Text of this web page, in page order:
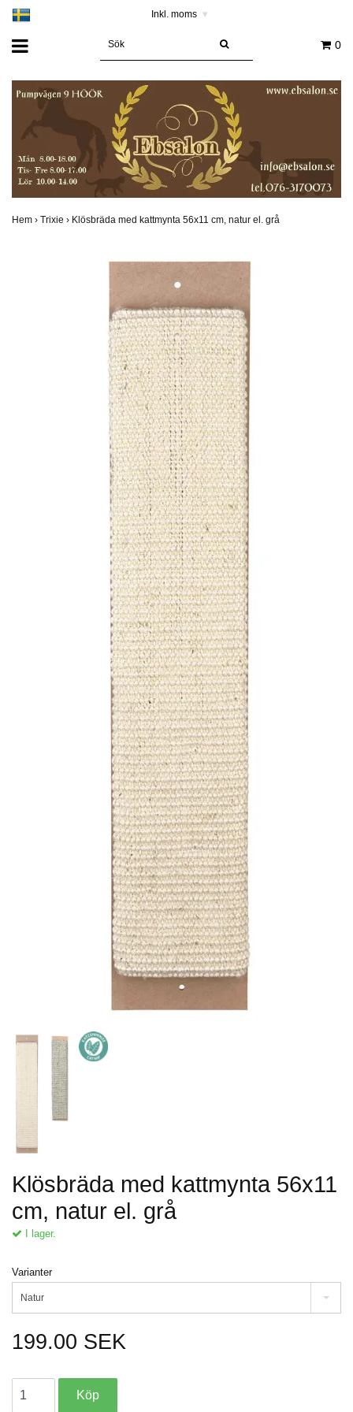
Inkl. moms ▾
0
Hem › Trixie › Klösbräda med kattmynta 56x11 cm, natur el. grå
Klösbräda med kattmynta 56x11
cm, natur el. grå
I lager.
Varianter
Natur
199.00 SEK